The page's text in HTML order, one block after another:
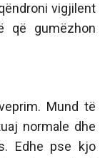
vigjilent
që gumëzhon
Mund të
normale dhe
Edhe pse kjo